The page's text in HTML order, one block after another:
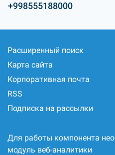
+998555188000
Расширенный поиск
Карта сайта
Корпоративная почта
RSS
Подписка на рассылки
Для работы компонента
модуль веб-аналитики